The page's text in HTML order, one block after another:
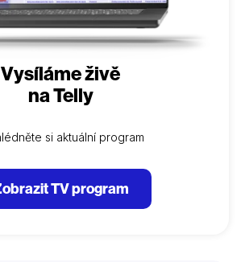
Vysíláme živě
na Telly
si aktuální program
TV program